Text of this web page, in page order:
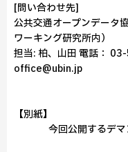
[問い合わせ先]
公共交通オープンデータ
ワーキング研究所内）
担当: 柏、山田 電話：
office@ubin.jp
【別紙】
今回公開するデ